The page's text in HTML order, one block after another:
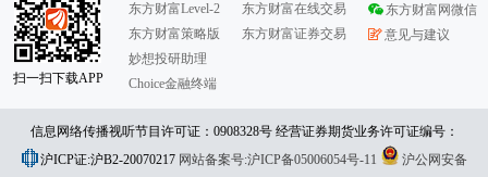
扫一扫下载APP
东方财富Level-2
东方财富策略版
妙想投研助理
Choice金融终端
东方财富在线交易
东方财富证券交易
东方财富网微信
意见与建议
信息网络传播视听节目许可证：0908328号 经营证券期货业务许可证编号：
913101046312860336 违法和不良信息举报:021-61278686 举报邮箱：
沪ICP证:沪B2-20070217 网站备案号:沪ICP备05006054号-11
沪公网安备